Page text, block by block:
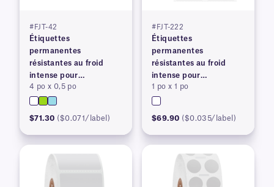
#FJT-42
Étiquettes
permanentes
résistantes au froid
intense pour
imprimantes à transfert
thermique
4 po x 0,5 po
$71.30 ($0.071/label)
#FJT-222
Étiquettes
permanentes
résistantes au froid
intense pour
imprimantes à transfert
thermique
1 po x 1 po
$69.90 ($0.035/label)